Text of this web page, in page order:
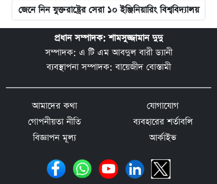
জেনে নিন যুক্তরাষ্ট্রের সেরা ১০ ইঞ্জিনিয়ারিং বিশ্ববিদ্যালয়
প্রধান সম্পাদক: শামসুজ্জামান দুদু
সম্পাদক: এ টি এম আবদুল বারী ড্যানী
ব্যবস্থাপনা সম্পাদক: বায়েজীদ বোস্তামী
আমাদের কথা
যোগাযোগ
গোপনীয়তা নীতি
ব্যবহারের শর্তাবলি
বিজ্ঞাপন মূল্য
আর্কাইভ